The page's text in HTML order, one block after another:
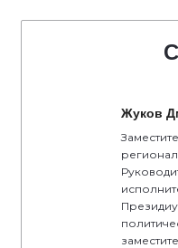
Жуков